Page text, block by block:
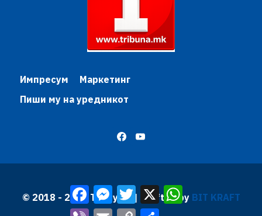
Импресум
Маркетинг
Пиши му на уредникот
© 2018 - 2026 Трибуна | Krafted by BIT KRAFT
FacebookMessenger
TwitterX
Viber
Email Copy